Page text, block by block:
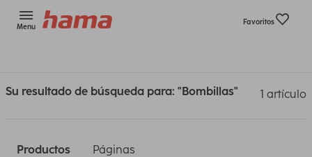
Menu
Favoritos
Su resultado de búsqueda para: "Bombillas" 1 artículo
Productos Páginas